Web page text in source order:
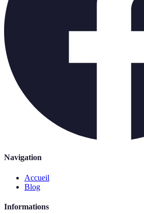
Navigation
Accueil
Blog
Informations